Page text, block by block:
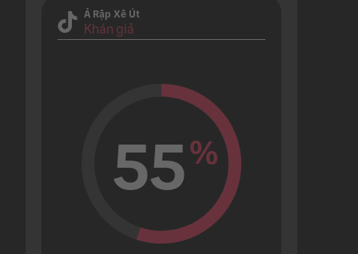
Ả Rập Xê Út
Khán giả
55%